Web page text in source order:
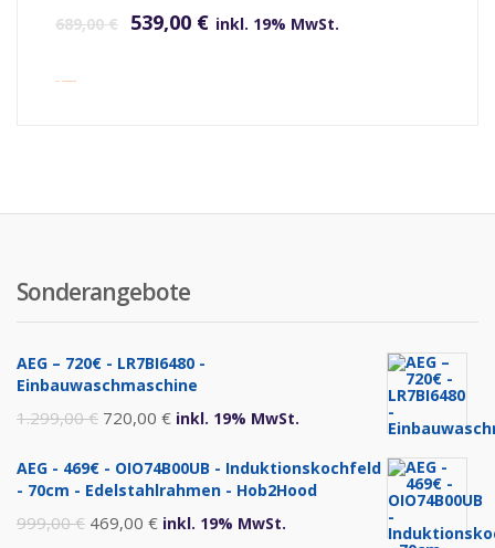
689,00€ 539,00 € inkl. 19% MwSt.
inkl. Versandkosten
Sonderangebote
AEG – 720€ - LR7BI6480 -
Einbauwaschmaschine
1.299,00€ Ursprünglicher
war:
720,00 €Aktueller
ist:
inkl. 19% MwSt.
AEG - 469€ - OIO74B00UB - Induktionskochfeld
- 70cm - Edelstahlrahmen - Hob2Hood
999,00€ Ursprünglicher
469,00 €Aktueller
inkl. 19% MwSt.